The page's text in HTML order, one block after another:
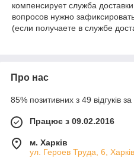
компенсирует служба
вопросов нужно
(если получаете в службе
Про нас
85% позитивних з 49 відгуків за
Працює з 09.02.2016
м. Харків
ул. Героев Труда, 6,